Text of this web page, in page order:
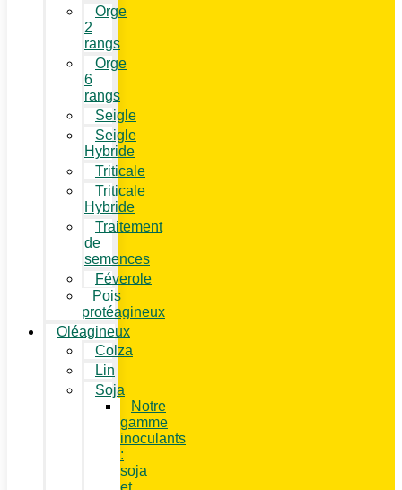
Orge
2
rangs
Orge
6
rangs
Seigle
Seigle
Hybride
Triticale
Triticale
Hybride
Traitement
de
semences
Féverole
Pois
protéagineux
Oléagineux
Colza
Lin
Soja
Notre
gamme
inoculants
:
soja
et